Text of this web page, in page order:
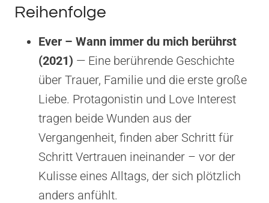
Reihenfolge
Ever – Wann immer du mich berührst
(2021) — Eine berührende Geschichte
über Trauer, Familie und die erste große
Liebe. Protagonistin und Love Interest
tragen beide Wunden aus der
Vergangenheit, finden aber Schritt für
Schritt Vertrauen ineinander – vor der
Kulisse eines Alltags, der sich plötzlich
anders anfühlt.